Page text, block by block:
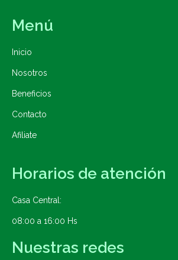
Menú
Inicio
Nosotros
Beneficios
Contacto
Afiliate
Horarios de atención
Casa Central:
08:00 a 16:00 Hs
Nuestras redes